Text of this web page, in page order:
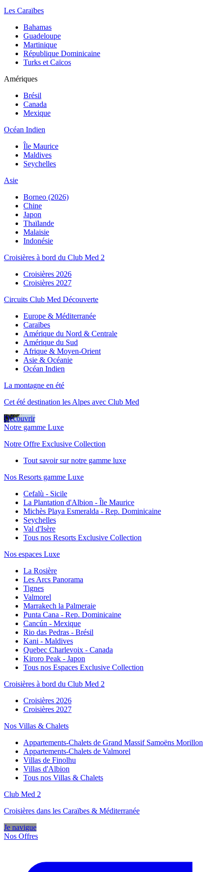
Les Caraïbes
Bahamas
Guadeloupe
Martinique
République Dominicaine
Turks et Caïcos
Amériques
Brésil
Canada
Mexique
Océan Indien
Île Maurice
Maldives
Seychelles
Asie
Borneo (2026)
Chine
Japon
Thaïlande
Malaisie
Indonésie
Croisières à bord du Club Med 2
Croisières 2026
Croisières 2027
Circuits Club Med Découverte
Europe & Méditerranée
Caraïbes
Amérique du Nord & Centrale
Amérique du Sud
Afrique & Moyen-Orient
Asie & Océanie
Océan Indien
La montagne en été
Cet été destination les Alpes avec Club Med
Découvrir
Notre gamme Luxe
Notre Offre Exclusive Collection
Tout savoir sur notre gamme luxe
Nos Resorts gamme Luxe
Cefalù - Sicile
La Plantation d'Albion - Île Maurice
Michès Playa Esmeralda - Rep. Dominicaine
Seychelles
Val d'Isère
Tous nos Resorts Exclusive Collection
Nos espaces Luxe
La Rosière
Les Arcs Panorama
Tignes
Valmorel
Marrakech la Palmeraie
Punta Cana - Rep. Dominicaine
Cancún - Mexique
Rio das Pedras - Brésil
Kani - Maldives
Quebec Charlevoix - Canada
Kiroro Peak - Japon
Tous nos Espaces Exclusive Collection
Croisières à bord du Club Med 2
Croisières 2026
Croisières 2027
Nos Villas & Chalets
Appartements-Chalets de Grand Massif Samoëns Morillon
Appartements-Chalets de Valmorel
Villas de Finolhu
Villas d'Albion
Tous nos Villas & Chalets
Club Med 2
Croisières dans les Caraïbes & Méditerranée
Je navigue
Nos Offres